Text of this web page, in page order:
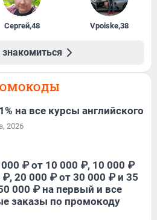
Сергей,48 Vpoiske,38
на все курсы английского
2026
₽ от 10 000 ₽, 10 000 ₽
₽, 20 000 ₽ от 30 000 ₽ и 35
000 ₽ на первый и все
заказы по промокоду